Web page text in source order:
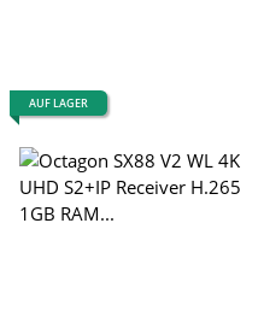
AUF LAGER